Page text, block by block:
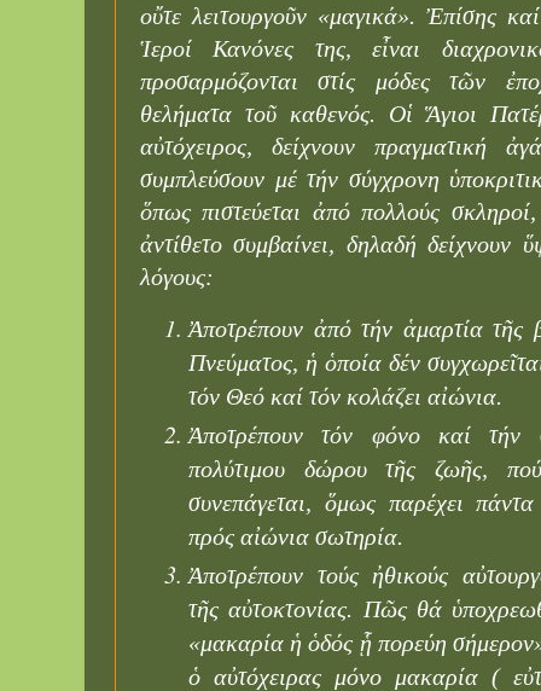
οὔτε λειτουργοῦν «μαγικά». Ἐπίσης
Ἱεροί Κανόνες της, εἶναι
προσαρμόζονται στίς μόδες τῶν
θελήματα τοῦ καθενός. Οἱ Ἅγιοι
αὐτόχειρος, δείχνουν πραγματική
συμπλεύσουν μέ τήν σύγχρονη
ὅπως πιστεύεται ἀπό πολλούς
ἀντίθετο συμβαίνει, δηλαδή δείχνουν
λόγους:
Ἀποτρέπουν ἀπό τήν ἁμαρτία τῆς
Πνεύματος, ἡ ὁποία δέν
τόν Θεό καί τόν κολάζει αἰώνια.
Ἀποτρέπουν τόν φόνο καί τήν
πολύτιμου δώρου τῆς ζωῆς,
συνεπάγεται, ὅμως παρέχει
πρός αἰώνια σωτηρία.
Ἀποτρέπουν τούς ἠθικούς
τῆς αὐτοκτονίας. Πῶς θά
«μακαρία ἡ ὁδός ᾗ πορεύη
ὁ αὐτόχειρας μόνο μακαρία (